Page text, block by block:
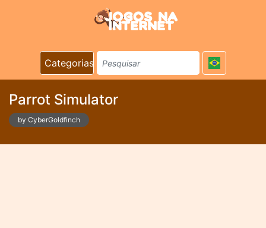
Categorias
Parrot Simulator
by CyberGoldfinch